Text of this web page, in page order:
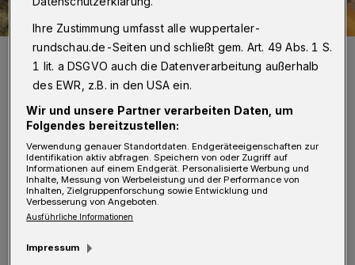
Die 156-seitige Graphic Novel „Engels – Unternehmer und
Revolutionär“ kostet 18 Euro.
Foto: Edition 52
D er Band „Engels-Gesichter” vereint
komisch-satirische Bilder und Texte,
Arbeiten beziehen. Friedrich Engels selbst hat
Ihre Zustimmung umfasst alle wuppertaler-
rundschau.de-Seiten und schließt gem. Art. 49 Abs. 1 S.
1 lit. a DSGVO auch die Datenverarbeitung außerhalb
des EWR, z.B. in den USA ein.
Wir und unsere Partner verarbeiten Daten, um
Folgendes bereitzustellen:
Verwendung genauer Standortdaten. Endgeräteeigenschaften zur
Identifikation aktiv abfragen. Speichern von oder Zugriff auf
Informationen auf einem Endgerät. Personalisierte Werbung und
Inhalte, Messung von Werbeleistung und der Performance von
Inhalten, Zielgruppenforschung sowie Entwicklung und
Verbesserung von Angeboten.
Ausführliche Informationen
Impressum